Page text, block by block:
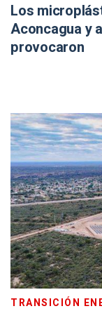
Los
Aconcagua y
provocaron
TRANSICIÓN